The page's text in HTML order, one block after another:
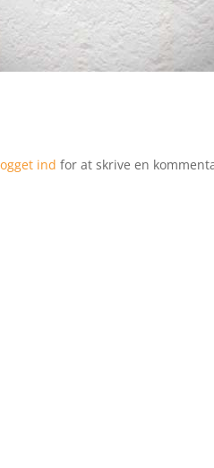
ind for at skrive en